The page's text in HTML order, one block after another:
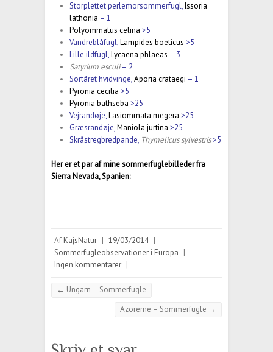
Storplettet perlemorsommerfugl,Issoria
lathonia – 1
Polyommatus celina >5
Vandreblåfugl,Lampides boeticus >5
Lille ildfugl,Lycaena phlaeas – 3
Satyrium esculi– 2
Sortåret hvidvinge,Aporia crataegi – 1
Pyronia cecilia >5
Pyronia bathseba >25
Vejrandøje,Lasiommata megera >25
Græsrandøje,Maniola jurtina >25
Skråstregbredpande, Thymelicus sylvestris>5
Her er et par af mine sommerfuglebilleder fra
Sierra Nevada, Spanien:
Af KajsNatur | 19/03/2014 |
Sommerfugleobservationer i Europa |
Ingen kommentarer |
← Ungarn – Sommerfugle
Azorerne – Sommerfugle →